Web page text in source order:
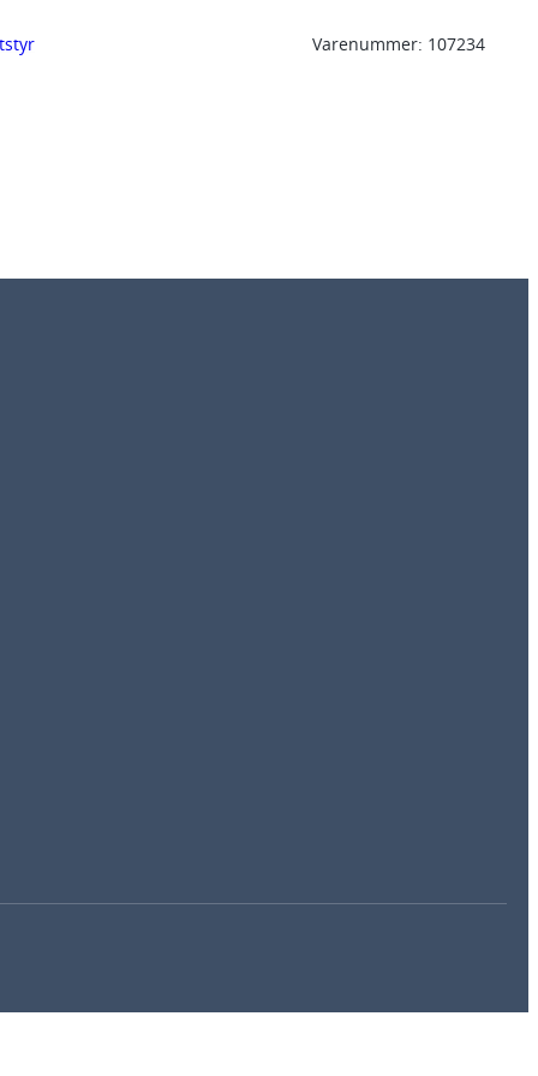
Varenummer: 107234